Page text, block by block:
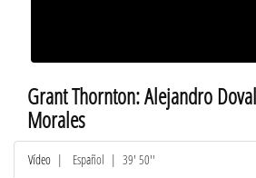
Grant Thornton: Alejandro
Morales
Vídeo | Español | 39' 50''